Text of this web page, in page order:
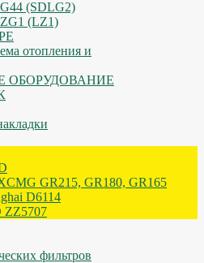
(SDLG2)
(LZ1)
отопления и
ОБОРУДОВАНИЕ
GR215, GR180, GR165
D6114
ZZ5707
фильтров